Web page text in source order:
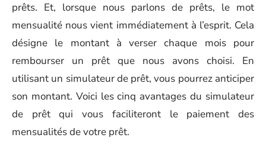
prêts. Et, lorsque nous parlons de prêts, le mot
mensualité nous vient immédiatement à l’esprit. Cela
désigne le montant à verser chaque mois pour
rembourser un prêt que nous avons choisi. En
utilisant un simulateur de prêt, vous pourrez anticiper
son montant. Voici les cinq avantages du simulateur
de prêt qui vous faciliteront le paiement des
mensualités de votre prêt.